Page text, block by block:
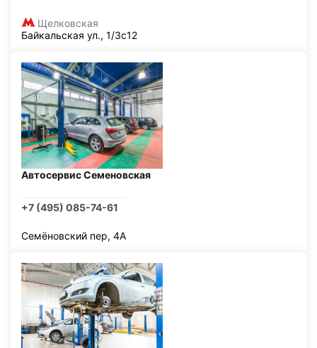
Щелковская
Байкальская ул., 1/3с12
Автосервис Семеновская
+7 (495) 085-74-61
Семёновский пер, 4А